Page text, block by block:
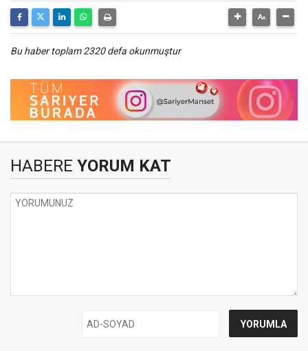
Bu haber toplam 2320 defa okunmuştur
HABERE YORUM KAT